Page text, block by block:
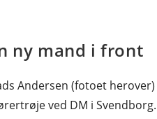
ny mand i front
Andersen (fotoet herover)
ved DM i